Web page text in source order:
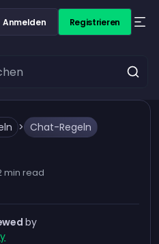
Anmelden Registrieren
> Chat-Regeln
min read
by